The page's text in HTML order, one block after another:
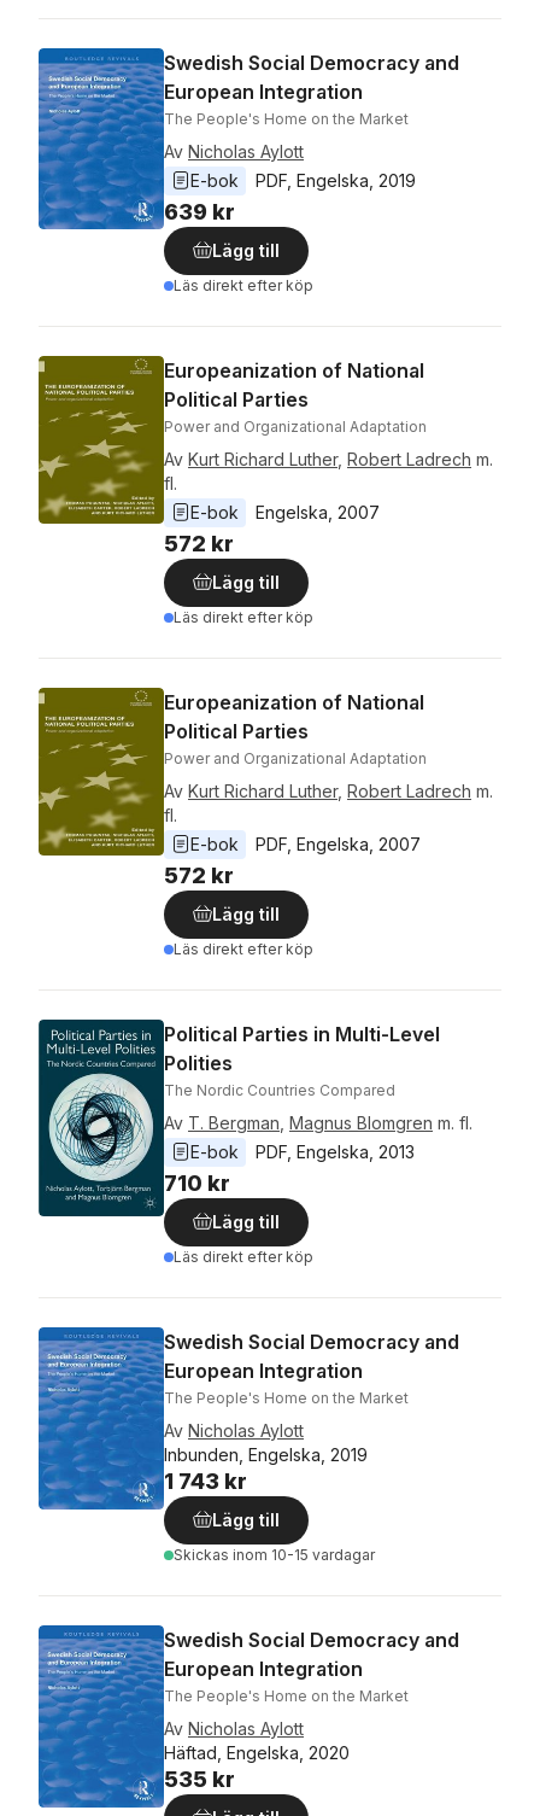
Swedish Social Democracy and
European Integration
The People's Home on the Market
Av Nicholas Aylott
E-bok
PDF Engelska 2019
639 kr
Lägg till
Läs direkt efter köp
Europeanization of National
Political Parties
Power and Organizational Adaptation
Av Kurt Richard Luther, Robert Ladrech m.
fl.
E-bok
Engelska 2007
572 kr
Lägg till
Läs direkt efter köp
Europeanization of National
Political Parties
Power and Organizational Adaptation
Av Kurt Richard Luther, Robert Ladrech m.
fl.
E-bok
PDF Engelska 2007
572 kr
Lägg till
Läs direkt efter köp
Political Parties in Multi-Level
Polities
The Nordic Countries Compared
Av T. Bergman Magnus Blomgren m. fl.
E-bok
PDF Engelska 2013
710 kr
Lägg till
Läs direkt efter köp
Swedish Social Democracy and
European Integration
The People's Home on the Market
Av Nicholas Aylott
Inbunden, Engelska, 2019
1 743 kr
Lägg till
Skickas inom 10-15 vardagar
Swedish Social Democracy and
European Integration
The People's Home on the Market
Av Nicholas Aylott
Häftad, Engelska, 2020
535 kr